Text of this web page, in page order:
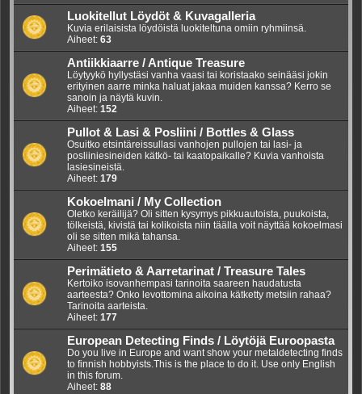
Luokitellut Löydöt & Kuvagalleria
Kuvia erilaisista löydöistä luokiteltuna omiin ryhmiinsä.
Aiheet: 63
Antiikkiaarre / Antique Treasure
Löytyykö hyllystäsi vanha vaasi tai koristaako seinääsi jokin
erityinen aarre minka haluat jakaa muiden kanssa? Kerro se
sanoin ja näytä kuvin.
Aiheet: 152
Pullot & Lasi & Posliini / Bottles & Glass
Osuitko etsintäreissullasi vanhojen pullojen tai lasi- ja
posliiniesineiden kätkö- tai kaatopaikalle? Kuvia vanhoista
lasiesineistä.
Aiheet: 179
Kokoelmani / My Collection
Oletko keräilijä? Oli sitten kysymys pikkuautoista, puukoista,
tölkeistä, kivistä tai kolikoista niin täälla voit näyttää kokoelmasi
oli se sitten mikä tahansa.
Aiheet: 155
Perimätieto & Aarretarinat / Treasure Tales
Kertoiko isovanhempasi tarinoita saareen haudatusta
aarteesta? Onko levottomina aikoina kätketty metsiin rahaa?
Tarinoita aarteista.
Aiheet: 177
European Detecting Finds / Löytöjä Euroopasta
Do you live in Europe and want show your metaldetecting finds
to finnish hobbyists.This is the place to do it. Use only English
in this forum.
Aiheet: 88